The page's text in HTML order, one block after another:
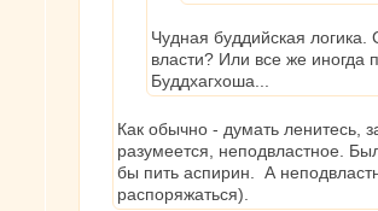
Чудная буддийская логика.
власти? Или все же
Буддхагхоша...
Как обычно - думать ленитесь,
разумеется, неподвластное.
бы пить аспирин. А
распоряжаться).